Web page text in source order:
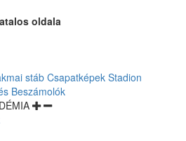
oldala
stáb Csapatképek Stadion
Beszámolók